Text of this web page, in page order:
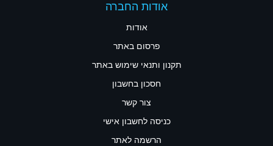
אודות החברה
אודות
פרסום באתר
תקנון ותנאי שימוש באתר
חסכון בחשבון
צור קשר
כניסה לחשבון אישי
הרשמה לאתר